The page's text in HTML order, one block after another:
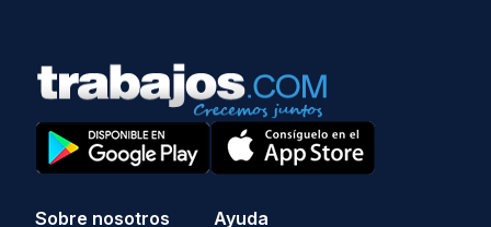
Sobre nosotros Ayuda